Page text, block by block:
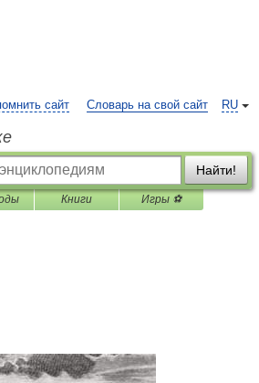
RU
сайт Словарь на свой сайт
Найти!
Книги Игры ⚽